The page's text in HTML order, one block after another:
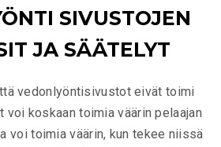
SIVUSTOJEN
JA SÄÄTELYT
vedonlyöntisivustot eivät toimi
voi koskaan toimia väärin pelaajan
voi toimia väärin, kun tekee niissä